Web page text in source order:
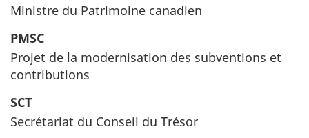
Ministre du Patrimoine canadien
PMSC
Projet de la modernisation des subventions et
contributions
SCT
Secrétariat du Conseil du Trésor